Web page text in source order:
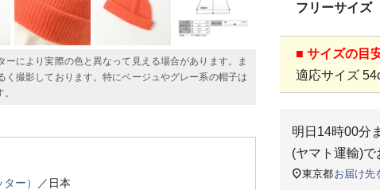
により実際の色と異なって見える場合があります。ま
く撮影しております。特にベージュやグレー系の帽子は
ー）
／日本
フリーサイズ
■ サイズの目
適応サイズ
明日 14時00分
(ヤマト運輸)で
東京都お届け先